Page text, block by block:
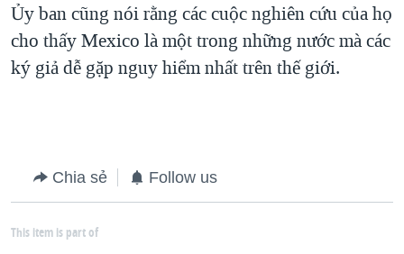
Ủy ban cũng nói rằng các cuộc nghiên cứu của họ
cho thấy Mexico là một trong những nước mà các
ký giả dễ gặp nguy hiểm nhất trên thế giới.
Chia sẻ Follow us
This item is part of